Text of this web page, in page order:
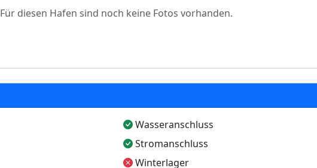
Für diesen Hafen sind noch keine Fotos vorhanden.
Wasseranschluss
Stromanschluss
Winterlager